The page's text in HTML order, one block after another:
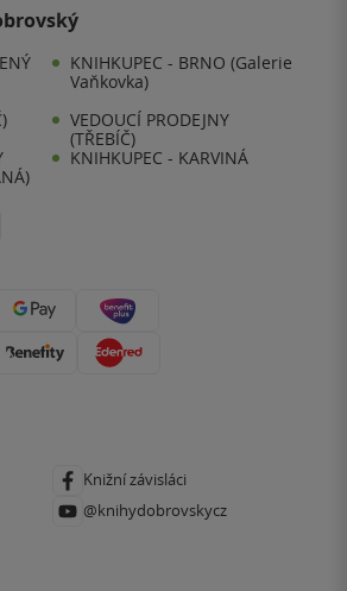
KNIHKUPEC - BRNO (Galerie
Vaňkovka)
VEDOUCÍ PRODEJNY
(TŘEBÍČ)
KNIHKUPEC - KARVINÁ
Knižní závisláci
@knihydobrovskycz